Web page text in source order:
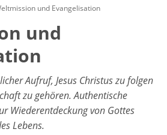
und Evangelisation
und
Aufruf, Jesus Christus zu folgen
zu gehören. Authentische
Wiederentdeckung von Gottes
Lebens.